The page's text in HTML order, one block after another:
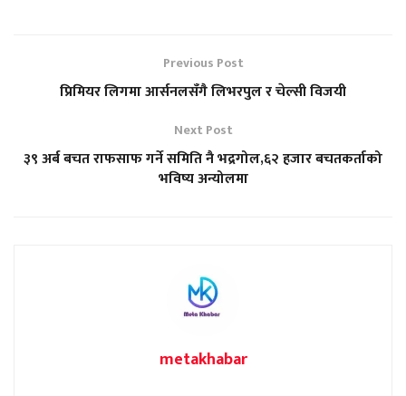
Previous Post
प्रिमियर लिगमा आर्सनलसँगै लिभरपुल र चेल्सी विजयी
Next Post
३९ अर्ब बचत राफसाफ गर्ने समिति नै भद्रगोल,६२ हजार बचतकर्ताको
भविष्य अन्योलमा
metakhabar